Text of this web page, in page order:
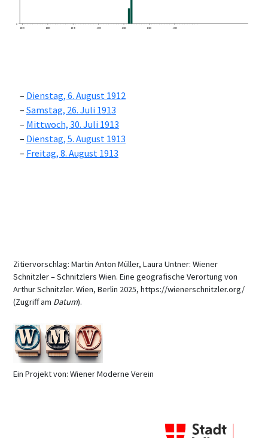
0
1870
1880 1890 1900 1910 1920 1930
Dienstag, 6. August 1912
Samstag, 26. Juli 1913
Mittwoch, 30. Juli 1913
Dienstag, 5. August 1913
Freitag, 8. August 1913
Zitiervorschlag: Martin Anton Müller, Laura Untner: Wiener
Schnitzler – Schnitzlers Wien. Eine geografische Verortung von
Arthur Schnitzler. Wien, Berlin 2025, https://wienerschnitzler.org/
(Zugriff am Datum).
Ein Projekt von: Wiener Moderne Verein